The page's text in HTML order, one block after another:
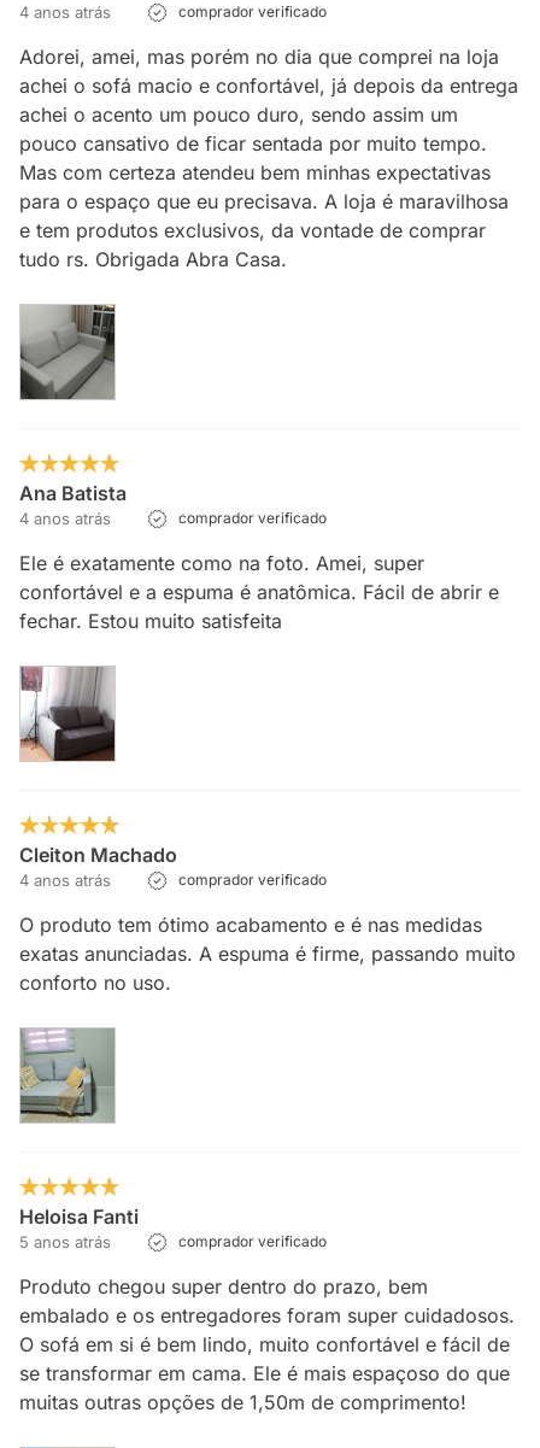
4 anos atrás comprador verificado
Adorei, amei, mas porém no dia que comprei na loja
achei o sofá macio e confortável, já depois da entrega
achei o acento um pouco duro, sendo assim um
pouco cansativo de ficar sentada por muito tempo.
Mas com certeza atendeu bem minhas expectativas
para o espaço que eu precisava. A loja é maravilhosa
e tem produtos exclusivos, da vontade de comprar
tudo rs. Obrigada Abra Casa.
Ana Batista
4 anos atrás comprador verificado
Ele é exatamente como na foto. Amei, super
confortável e a espuma é anatômica. Fácil de abrir e
fechar. Estou muito satisfeita
Cleiton Machado
4 anos atrás comprador verificado
O produto tem ótimo acabamento e é nas medidas
exatas anunciadas. A espuma é firme, passando muito
conforto no uso.
Heloisa Fanti
5 anos atrás comprador verificado
Produto chegou super dentro do prazo, bem
embalado e os entregadores foram super cuidadosos.
O sofá em si é bem lindo, muito confortável e fácil de
se transformar em cama. Ele é mais espaçoso do que
muitas outras opções de 1,50m de comprimento!